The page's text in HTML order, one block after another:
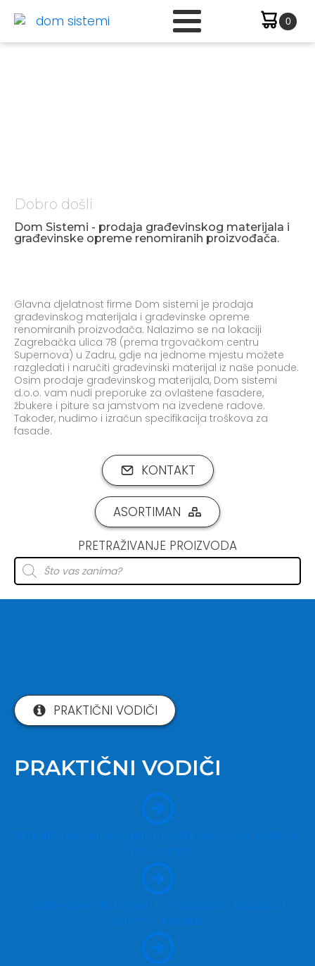
Dobro došli
Dom Sistemi - prodaja građevinskog materijala i
građevinske opreme renomiranih proizvođača.
Glavna djelatnost firme Dom sistemi je prodaja
građevinskog materijala i građevinske opreme
renomiranih proizvođača. Nalazimo se na lokaciji
Zagrebačka ulica 78 (prema trgovačkom centru
Supernova) u Zadru, gdje na jednome mjestu možete
razgledati i naručiti građevinski materijal iz naše ponude.
Osim prodaje građevinskog materijala, Dom sistemi
d.o.o. vam nudi preporuke za ovlaštene fasadere,
žbukere i piture sa jamstvom na izvedene radove.
Također, nudimo i izračun specifikacija troškova za
fasade.
KONTAKT
ASORTIMAN
PRETRAŽIVANJE PROIZVODA
Products
search
PRAKTIČNI VODIČI
PRAKTIČNI VODIČI
Pravilno ljepljenje i gletanje stiropora sa ljepilom
ProContact
Kako obnoviti prljavu i onečišćenu fasadu u
samo 2 koraka